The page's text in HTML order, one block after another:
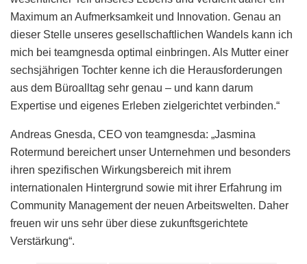
Maximum an Aufmerksamkeit und Innovation. Genau an
dieser Stelle unseres gesellschaftlichen Wandels kann ich
mich bei teamgnesda optimal einbringen. Als Mutter einer
sechsjährigen Tochter kenne ich die Herausforderungen
aus dem Büroalltag sehr genau – und kann darum
Expertise und eigenes Erleben zielgerichtet verbinden.“
Andreas Gnesda, CEO von teamgnesda: „Jasmina
Rotermund bereichert unser Unternehmen und besonders
ihren spezifischen Wirkungsbereich mit ihrem
internationalen Hintergrund sowie mit ihrer Erfahrung im
Community Management der neuen Arbeitswelten. Daher
freuen wir uns sehr über diese zukunftsgerichtete
Verstärkung“.